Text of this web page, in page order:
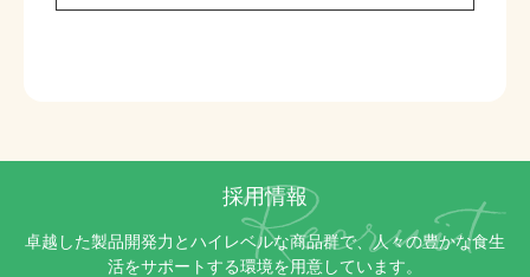
段で個人情報を収集し、その収集時に
は、収集と利用目的、お客様に対する窓
口を明確にします。
個人情報は、法律に基づく命令等を除い
て、収集時に承諾を得た範囲外の利用、
採用情報
卓越した製品開発力とハイレベルな商品群で、人々の豊かな食生
活をサポートする環境を用意しています。